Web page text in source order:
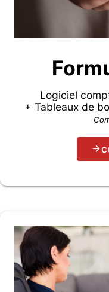
Logiciel
+ Tableaux de